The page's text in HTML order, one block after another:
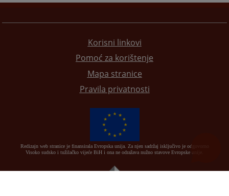
Korisni linkovi
Pomoć za korištenje
Mapa stranice
Pravila privatnosti
Redizajn web stranice je finansirala Evropska unija. Za njen sadržaj isključivo je odgovorno
Visoko sudsko i tužilačko vijeće BiH i ona ne odražava nužno stavove Evropske unije.